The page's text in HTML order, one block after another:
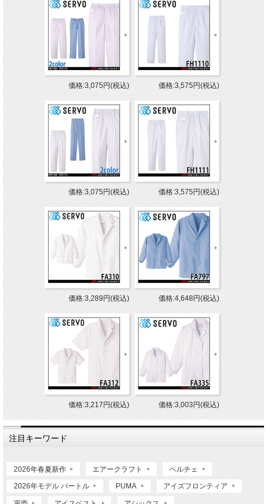
価格:3,075円(税込) 価格:3,575円(税込)
価格:3,075円(税込) 価格:3,575円(税込)
価格:3,289円(税込) 価格:4,648円(税込)
価格:3,217円(税込) 価格:3,003円(税込)
注目キーワード
2026年春夏新作 エアークラフト ペルチェ
2026年モデル バートル PUMA アイズフロンティア